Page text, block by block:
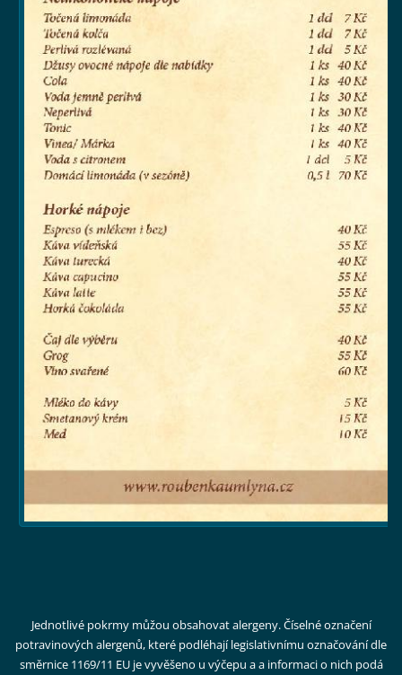
Jednotlivé pokrmy můžou obsahovat alergeny. Číselné označení
potravinových alergenů, které podléhají legislativnímu označování dle
směrnice 1169/11 EU je vyvěšeno u výčepu a a informaci o nich podá